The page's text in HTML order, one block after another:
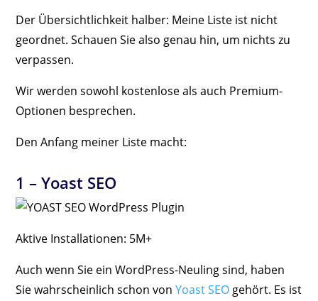
Der Übersichtlichkeit halber: Meine Liste ist nicht
geordnet. Schauen Sie also genau hin, um nichts zu
verpassen.
Wir werden sowohl kostenlose als auch Premium-
Optionen besprechen.
Den Anfang meiner Liste macht:
1 –Yoast SEO
Aktive Installationen: 5M+
Auch wenn Sie ein WordPress-Neuling sind, haben
Sie wahrscheinlich schon vonYoast SEOgehört. Es ist